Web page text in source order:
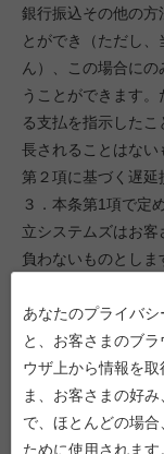
銀行振込その他の方
とができ（ただし
ん）、この場合に
うことができます
る支払を指示した
長されることはな
第２項に基づく遅延
３．本条第1項で定
立システムズはお
負わないものとしま
第１９条（当社サ
１．日立システム
でに、同契約に定
サービス・商品を
２．お客さまは、
（以下「検査期間
あなたのプライバ
と、お客さまのブ
ウザ上から情報を
ま、お客さまの好
で、ほとんどの場
ために使用されま